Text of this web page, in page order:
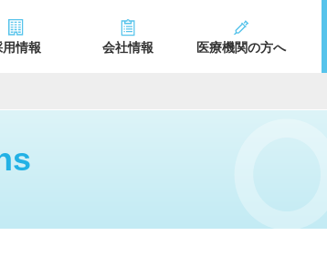
用情報 会社情報 医療機関の方へ